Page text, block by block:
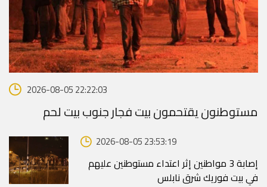
2026-08-05 22:22:03
مستوطنون يقتحمون بيت فجار جنوب بيت لحم
2026-08-05 23:53:19
إصابة 3 مواطنين إثر اعتداء مستوطنين عليهم
في بيت فوريك شرق نابلس